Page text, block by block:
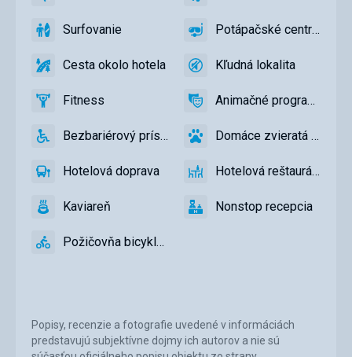
Popisy, recenzie a fotografie uvedené v informáciách
predstavujú subjektívne dojmy ich autorov a nie sú
Lehátka
a
na
zadarmo
Detský
Surfovanie
Surfovanie
áno
Potápačské
Potápačské centrum
áno
Cesta
hotela
Cesta okolo hotela
áno
KľudnáKľudná lokalita
áno
FitnessFitness
áno
Animačné
Animačné programy
áno
Bezbariérový
Bezbariérový prístup
áno
Domáce
povolené
Domáce zvieratá
áno
HotelováHotelová doprava
áno
HotelováHotelová reštaurácia
áno
KaviareňKaviareň
áno
NonstopNonstop recepcia
áno
Požičovňa
Požičovňa bicyklov
áno